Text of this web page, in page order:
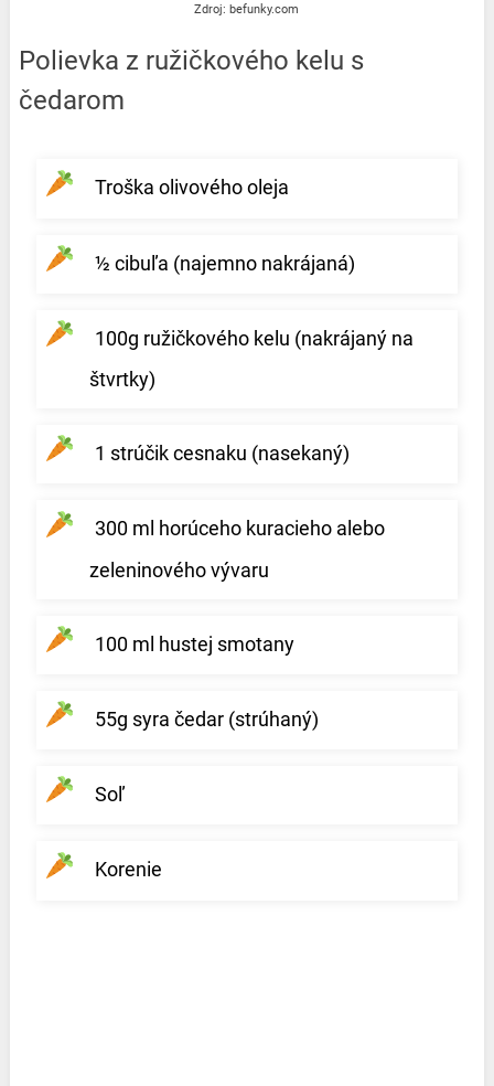
Zdroj: befunky.com
Polievka z ružičkového kelu s
čedarom
Troška olivového oleja
½ cibuľa (najemno nakrájaná)
100g ružičkového kelu (nakrájaný na
štvrtky)
1 strúčik cesnaku (nasekaný)
300 ml horúceho kuracieho alebo
zeleninového vývaru
100 ml hustej smotany
55g syra čedar (strúhaný)
Soľ
Korenie